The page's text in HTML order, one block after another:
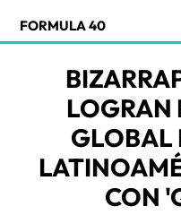
FORMULA 40
LOGRAN
GLOBAL
CON